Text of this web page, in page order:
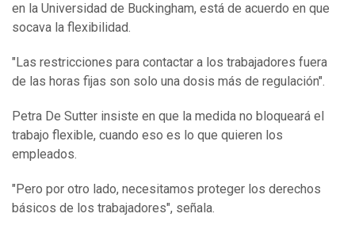
en la Universidad de Buckingham, está de acuerdo en que
socava la flexibilidad.
"Las restricciones para contactar a los trabajadores fuera
de las horas fijas son solo una dosis más de regulación".
Petra De Sutter insiste en que la medida no bloqueará el
trabajo flexible, cuando eso es lo que quieren los
empleados.
"Pero por otro lado, necesitamos proteger los derechos
básicos de los trabajadores", señala.